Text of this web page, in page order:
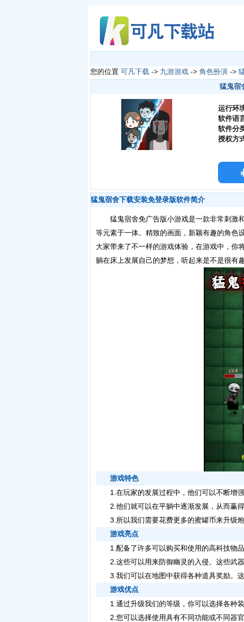
您的位置 可凡下载 -> 九游游戏 -> 角色扮演 ->
猛鬼宿
运行环
软件语
软件分
授权方
猛鬼宿舍下载安装免登录版软件简介
猛鬼宿舍免广告版小游戏是一款非常刺激
等元素于一体。精致的画面，新颖有趣的角色
大家带来了不一样的游戏体验，在游戏中，你
躺在床上发展自己的梦想，听起来是不是很有
游戏特色
1.在玩家的发展过程中，他们可以不断增强
2.他们就可以在平躺中逐渐发展，从而赢得
3.所以我们需要花费更多的蜜罐币来升级炮
游戏亮点
1.配备了许多可以购买和使用的高科技物品
2.这些可以用来防御幽灵的入侵。这些武器
3.我们可以在地图中获得各种道具奖励。这
游戏优点
1.通过升级我们的等级，你可以选择各种装
2.您可以选择使用具有不同功能或不同器官